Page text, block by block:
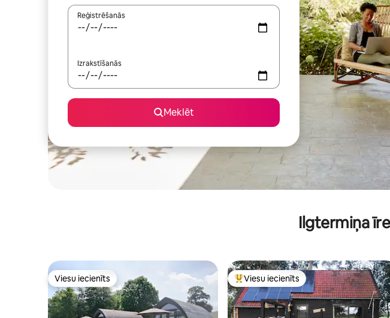
Reģistrēšanās
Izrakstīšanās
Meklēt
Ilgtermiņa
Viesu iecienīts
Viesu iecienīts Populārs viesu iecienīts mājoklis
Viesu iecienīts